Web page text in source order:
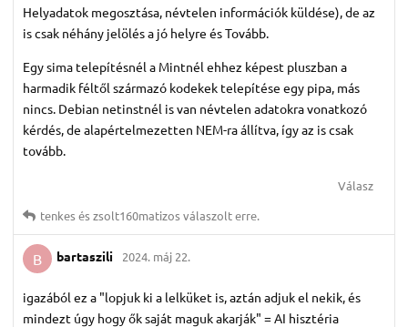
Helyadatok megosztása, névtelen információk küldése), de az
is csak néhány jelölés a jó helyre és Tovább.
Egy sima telepítésnél a Mintnél ehhez képest pluszban a
harmadik féltől származó kodekek telepítése egy pipa, más
nincs. Debian netinstnél is van névtelen adatokra vonatkozó
kérdés, de alapértelmezetten NEM-ra állítva, így az is csak
tovább.
Válasz
tenkesészsolt160matizosválaszolt erre.
B bartaszili 2024. máj 22.
igazából ez a "lopjuk ki a lelküket is, aztán adjuk el nekik, és
mindezt úgy hogy ők saját maguk akarják" = AI hisztéria